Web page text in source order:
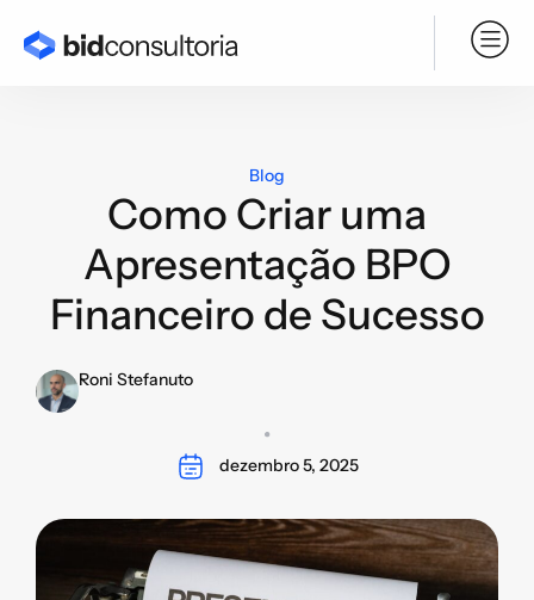
Blog
Como Criar uma
Apresentação BPO
Financeiro de Sucesso
Roni Stefanuto
dezembro 5, 2025